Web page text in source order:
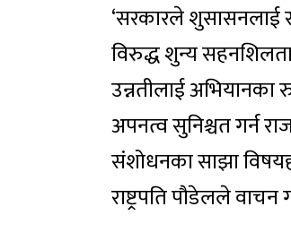
‘सरकारले शुसासनलाई
विरुद्ध शुन्य
उन्नतीलाई अभियानका
अपनत्व सुनिश्चत गर्न
संशोधनका साझा
राष्ट्रपति पौडेलले